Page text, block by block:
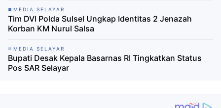
MEDIA SELAYAR
Tim DVI Polda Sulsel Ungkap Identitas 2 Jenazah
Korban KM Nurul Salsa
MEDIA SELAYAR
Bupati Desak Kepala Basarnas RI Tingkatkan Status
Pos SAR Selayar